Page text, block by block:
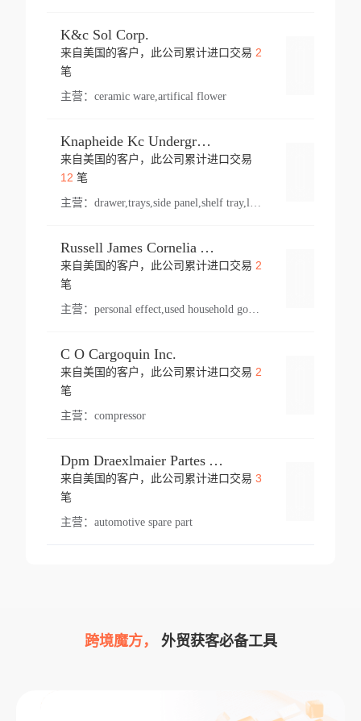
K&c Sol Corp.
来自美国的客户，此公司累计进口交易 2
笔
主营： ceramic ware,artifical flower
Knapheide Kc Underground
来自美国的客户，此公司累计进口交易
12 笔
主营：
Russell James Cornelia Arlington Va
来自美国的客户，此公司累计进口交易 2
笔
主营： personal effect,used household goods
C O Cargoquin Inc.
来自美国的客户，此公司累计进口交易 2
笔
主营： compressor
Dpm Draexlmaier Partes Automotrices Corr Ind Huejotzingo
来自美国的客户，此公司累计进口交易 3
笔
主营： automotive spare part
跨境魔方， 外贸获客必备工具